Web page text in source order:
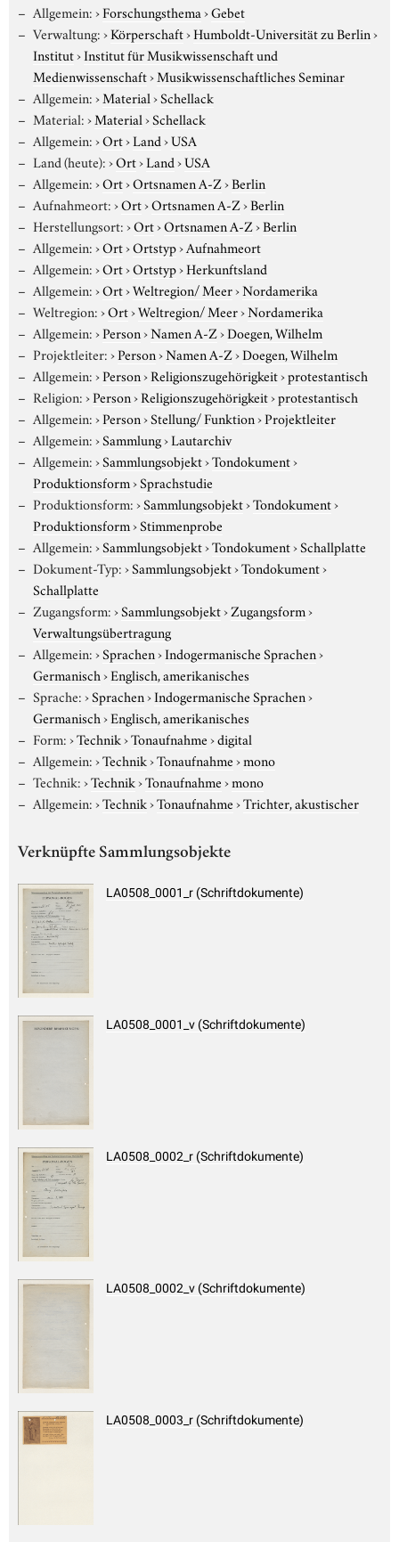
Allgemein:›Forschungsthema›Gebet
Verwaltung:›Körperschaft›Humboldt-Universität zu Berlin›
Institut›Institut für Musikwissenschaft und
Medienwissenschaft›Musikwissenschaftliches Seminar
Allgemein:›Material›Schellack
Material:›Material›Schellack
Allgemein:›Ort›Land›USA
Land (heute):›Ort›Land›USA
Allgemein:›Ort›Ortsnamen A-Z›Berlin
Aufnahmeort:›Ort›Ortsnamen A-Z›Berlin
Herstellungsort:›Ort›Ortsnamen A-Z›Berlin
Allgemein:›Ort›Ortstyp›Aufnahmeort
Allgemein:›Ort›Ortstyp›Herkunftsland
Allgemein:›Ort›Weltregion/ Meer›Nordamerika
Weltregion:›Ort›Weltregion/ Meer›Nordamerika
Allgemein:›Person›Namen A-Z›Doegen, Wilhelm
Projektleiter:›Person›Namen A-Z›Doegen, Wilhelm
Allgemein:›Person›Religionszugehörigkeit›protestantisch
Religion:›Person›Religionszugehörigkeit›protestantisch
Allgemein:›Person›Stellung/ Funktion›Projektleiter
Allgemein:›Sammlung›Lautarchiv
Allgemein:›Sammlungsobjekt›Tondokument›
Produktionsform›Sprachstudie
Produktionsform:›Sammlungsobjekt›Tondokument›
Produktionsform›Stimmenprobe
Allgemein:›Sammlungsobjekt›Tondokument›Schallplatte
Dokument-Typ:›Sammlungsobjekt›Tondokument›
Schallplatte
Zugangsform:›Sammlungsobjekt›Zugangsform›
Verwaltungsübertragung
Allgemein:›Sprachen›Indogermanische Sprachen›
Germanisch›Englisch, amerikanisches
Sprache:›Sprachen›Indogermanische Sprachen›
Germanisch›Englisch, amerikanisches
Form:›Technik›Tonaufnahme›digital
Allgemein:›Technik›Tonaufnahme›mono
Technik:›Technik›Tonaufnahme›mono
Allgemein:›Technik›Tonaufnahme›Trichter, akustischer
Verknüpfte Sammlungsobjekte
LA0508_0001_r (Schriftdokumente)
LA0508_0001_v (Schriftdokumente)
LA0508_0002_r (Schriftdokumente)
LA0508_0002_v (Schriftdokumente)
LA0508_0003_r (Schriftdokumente)